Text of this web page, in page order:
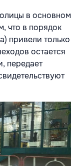
в основном
что в порядок
привели только
остается
передает